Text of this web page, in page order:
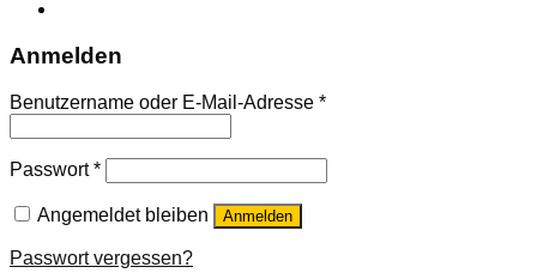
Anmelden
Benutzername oder E-Mail-Adresse *
Passwort*
Angemeldet bleiben Anmelden
Passwort vergessen?